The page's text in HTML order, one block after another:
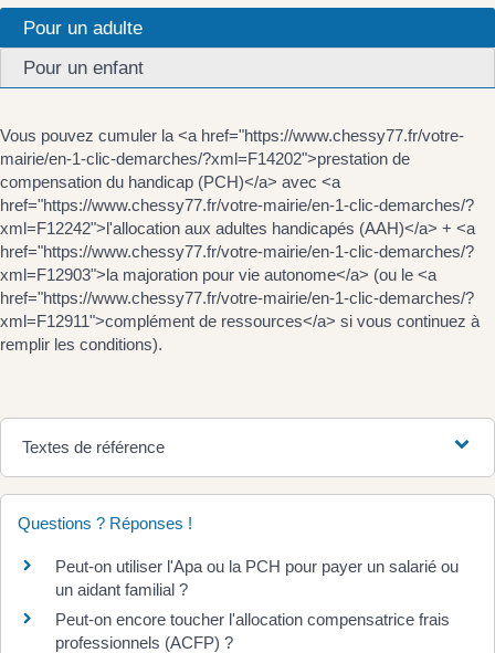
Pour un adulte
Pour un enfant
Vous pouvez cumuler la <a href="https://www.chessy77.fr/votre-
mairie/en-1-clic-demarches/?xml=F14202">prestation de
compensation du handicap (PCH)</a> avec <a
href="https://www.chessy77.fr/votre-mairie/en-1-clic-demarches/?
xml=F12242">l'allocation aux adultes handicapés (AAH)</a> + <a
href="https://www.chessy77.fr/votre-mairie/en-1-clic-demarches/?
xml=F12903">la majoration pour vie autonome</a> (ou le <a
href="https://www.chessy77.fr/votre-mairie/en-1-clic-demarches/?
xml=F12911">complément de ressources</a> si vous continuez à
remplir les conditions).
Textes de référence
Questions ? Réponses !
Peut-on utiliser l'Apa ou la PCH pour payer un salarié ou
un aidant familial ?
Peut-on encore toucher l'allocation compensatrice frais
professionnels (ACFP) ?